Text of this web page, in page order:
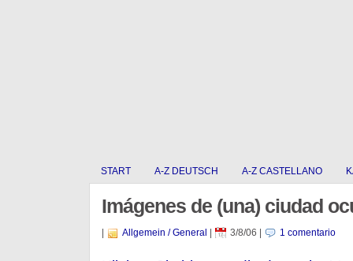
START A-Z DEUTSCH A-Z CASTELLANO
Imágenes de (una) ciudad
Allgemein / General 3/8/06 1 comentario